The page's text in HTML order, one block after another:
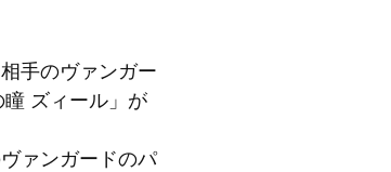
手のヴァンガー
瞳 ズィール」が
ァンガードのパ